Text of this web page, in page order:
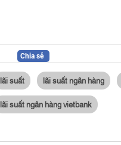
Chia sẻ
lãi suất lãi suất ngân hàng
lãi suất ngân hàng vietbank